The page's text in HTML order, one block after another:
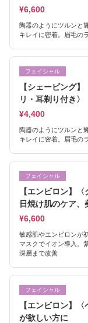
¥6,600
陶器のようにツルンと
キレイに密着。眉毛の
フェイシャル
【シェービング
リ・耳剃り付き〉
¥4,400
陶器のようにツルンと
キレイに密着。眉毛の
フェイシャル
【エンビロン】
日焼け肌のケア、
¥6,600
敏感肌やエンビロンが
マスクでイオン導入。
深層まで改善
フェイシャル
【エンビロン】
が欲しい方に